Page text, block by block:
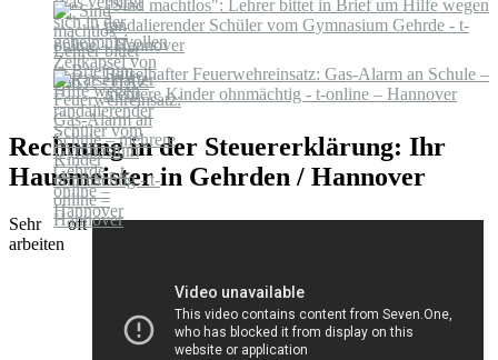
"Sind machtlos": Lehrer bittet in Brief um Hilfe wegen
randalierender Schüler vom Gymnasium Gehrde - t-
online – Hannover
Rätselhafter Feuerwehreinsatz: Gas-Alarm an Schule –
mehrere Kinder ohnmächtig - t-online – Hannover
Rechnung in der Steuererklärung: Ihr
Hausmeister in Gehrden / Hannover
Sehr oft
arbeiten